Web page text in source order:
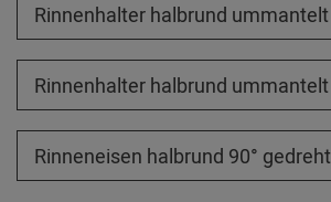
Rinnenhalter halbrund ummantelt
Rinnenhalter halbrund ummantelt
Rinneneisen halbrund 90° gedreht